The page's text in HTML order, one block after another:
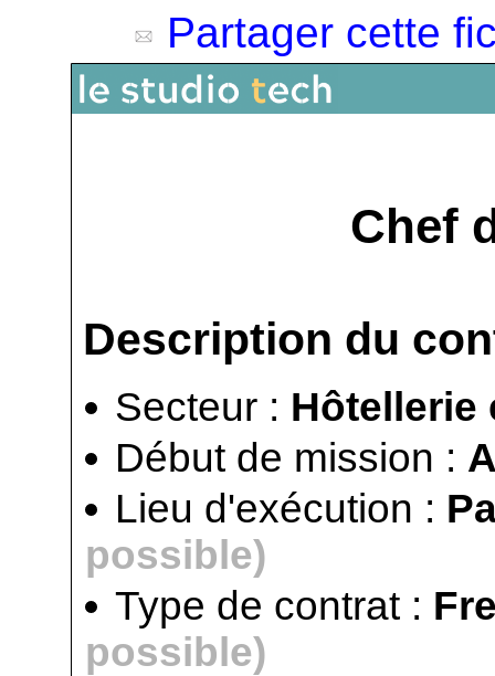
Partager cette
Chef
Description du
Secteur : Hôtellerie
Début de mission :
Lieu d'exécution :
possible)
Type de contrat :
possible)